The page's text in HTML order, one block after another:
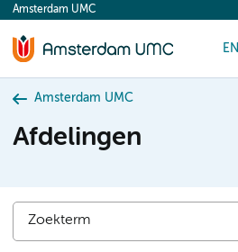
content
Amsterdam UMC
EN
Amsterdam UMC
Afdelingen